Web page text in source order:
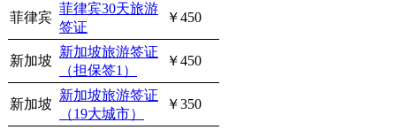
菲律宾
菲律宾30天旅游
签证
￥450
新加坡
新加坡旅游签证
（担保签1）
￥450
新加坡
新加坡旅游签证
（19大城市）
￥350